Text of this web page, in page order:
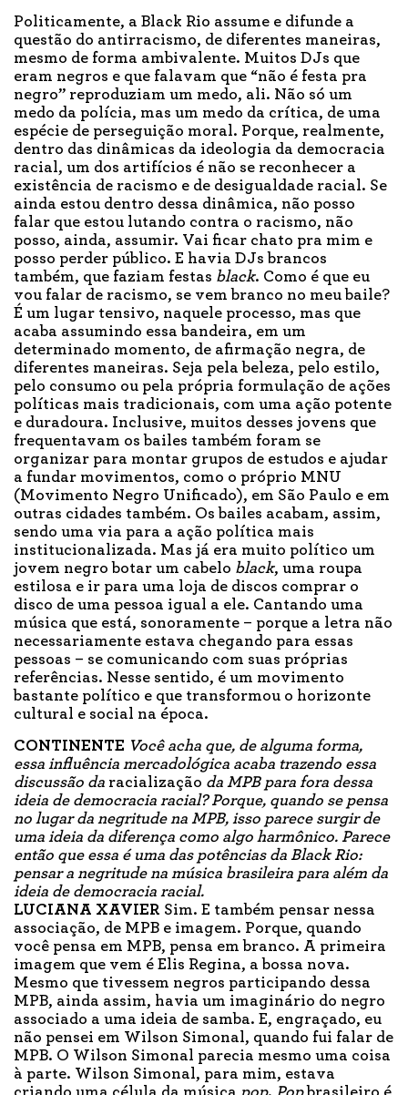
Politicamente, a Black Rio assume e difunde a
questão do antirracismo, de diferentes maneiras,
mesmo de forma ambivalente. Muitos DJs que
eram negros e que falavam que “não é festa pra
negro” reproduziam um medo, ali. Não só um
medo da polícia, mas um medo da crítica, de uma
espécie de perseguição moral. Porque, realmente,
dentro das dinâmicas da ideologia da democracia
racial, um dos artifícios é não se reconhecer a
existência de racismo e de desigualdade racial. Se
ainda estou dentro dessa dinâmica, não posso
falar que estou lutando contra o racismo, não
posso, ainda, assumir. Vai ficar chato pra mim e
posso perder público. E havia DJs brancos
também, que faziam festas black. Como é que eu
vou falar de racismo, se vem branco no meu baile?
É um lugar tensivo, naquele processo, mas que
acaba assumindo essa bandeira, em um
determinado momento, de afirmação negra, de
diferentes maneiras. Seja pela beleza, pelo estilo,
pelo consumo ou pela própria formulação de ações
políticas mais tradicionais, com uma ação potente
e duradoura. Inclusive, muitos desses jovens que
frequentavam os bailes também foram se
organizar para montar grupos de estudos e ajudar
a fundar movimentos, como o próprio MNU
(Movimento Negro Unificado), em São Paulo e em
outras cidades também. Os bailes acabam, assim,
sendo uma via para a ação política mais
institucionalizada. Mas já era muito político um
jovem negro botar um cabelo black, uma roupa
estilosa e ir para uma loja de discos comprar o
disco de uma pessoa igual a ele. Cantando uma
música que está, sonoramente – porque a letra não
necessariamente estava chegando para essas
pessoas – se comunicando com suas próprias
referências. Nesse sentido, é um movimento
bastante político e que transformou o horizonte
cultural e social na época.
CONTINENTE Você acha que, de alguma forma,
essa influência mercadológica acaba trazendo essa
discussão da racialização da MPB para fora dessa
ideia de democracia racial? Porque, quando se pensa
no lugar da negritude na MPB, isso parece surgir de
uma ideia da diferença como algo harmônico. Parece
então que essa é uma das potências da Black Rio:
pensar a negritude na música brasileira para além da
ideia de democracia racial.
LUCIANA XAVIER Sim. E também pensar nessa
associação, de MPB e imagem. Porque, quando
você pensa em MPB, pensa em branco. A primeira
imagem que vem é Elis Regina, a bossa nova.
Mesmo que tivessem negros participando dessa
MPB, ainda assim, havia um imaginário do negro
associado a uma ideia de samba. E, engraçado, eu
não pensei em Wilson Simonal, quando fui falar de
MPB. O Wilson Simonal parecia mesmo uma coisa
à parte. Wilson Simonal, para mim, estava